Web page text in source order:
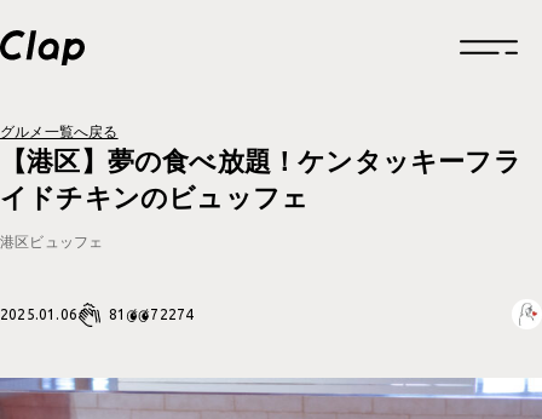
トップページ
企業概要
お知らせ
ロゴデザイン
福利厚生一覧
グルメ一覧へ戻る
【港区】夢の食べ放題！ケンタッキーフラ
イドチキンのビュッフェ
港区 ビュッフェ
2025.01.06 81 72274